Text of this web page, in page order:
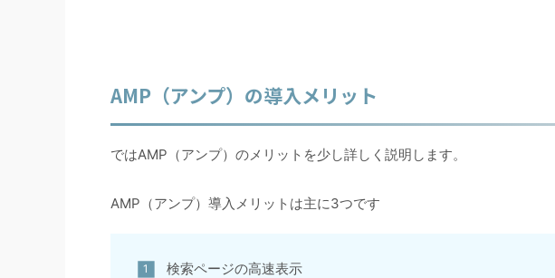
AMP（アンプ）の導入メリット
ではAMP（アンプ）のメリットを少し詳しく説明します。
AMP（アンプ）導入メリットは主に3つです
検索ページの高速表示